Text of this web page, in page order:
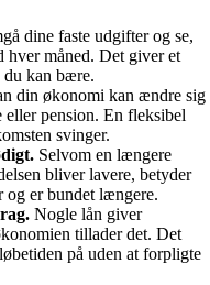
dine faste udgifter og se,
hver måned. Det giver et
du kan bære.
din økonomi kan ændre sig
pension. En fleksibel
svinger.
Selvom en længere
bliver lavere, betyder
og er bundet længere.
Nogle lån giver
tillader det. Det
på uden at forpligte